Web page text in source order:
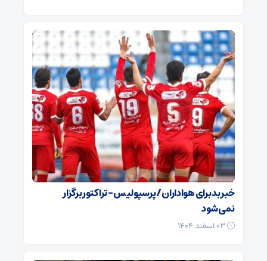
خبر بد برای هواداران / پرسپولیس – تراکتور برگزار
نمی‌شود